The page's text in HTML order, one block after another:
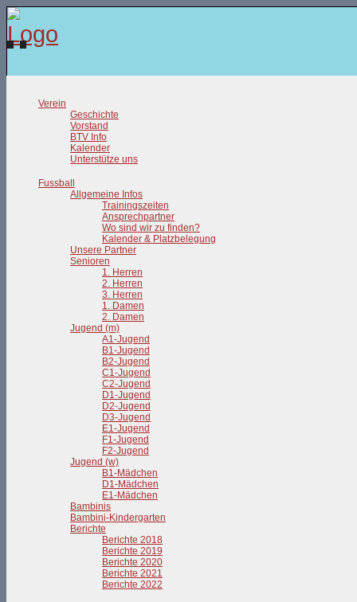
Verein
Geschichte
Vorstand
BTV Info
Kalender
Unterstütze uns
Fussball
Allgemeine Infos
Trainingszeiten
Ansprechpartner
Wo sind wir zu finden?
Kalender & Platzbelegung
Unsere Partner
Senioren
1. Herren
2. Herren
3. Herren
1. Damen
2. Damen
Jugend (m)
A1-Jugend
B1-Jugend
B2-Jugend
C1-Jugend
C2-Jugend
D1-Jugend
D2-Jugend
D3-Jugend
E1-Jugend
F1-Jugend
F2-Jugend
Jugend (w)
B1-Mädchen
D1-Mädchen
E1-Mädchen
Bambinis
Bambini-Kindergarten
Berichte
Berichte 2018
Berichte 2019
Berichte 2020
Berichte 2021
Berichte 2022